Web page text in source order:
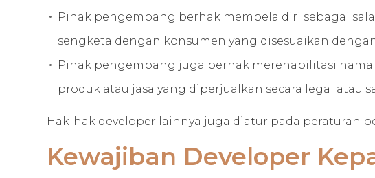
Pihak pengembang berhak membela diri sebagai
sengketa dengan konsumen yang disesuaikan
Pihak pengembang juga berhak merehabilitasi
produk atau jasa yang diperjualkan secara legal atau
Hak-hak developer lainnya juga diatur pada peraturan
Kewajiban Developer